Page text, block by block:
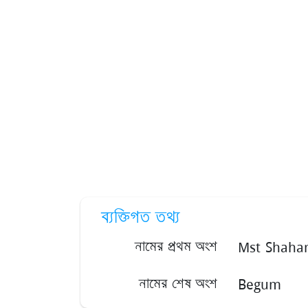
ব্যক্তিগত তথ্য
নামের প্রথম অংশ Mst
নামের শেষ অংশ Begum